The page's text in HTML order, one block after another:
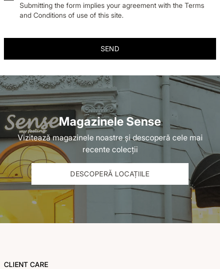
Submitting the form implies your agreement with the Terms
and Conditions of use of this site.
SEND
Magazinele Sense
Vizitează magazinele noastre și descoperă cele mai
recente colecții
DESCOPERĂ LOCAȚIILE
CLIENT CARE